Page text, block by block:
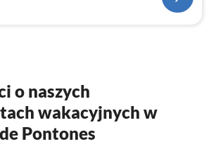
o naszych
wakacyjnych w
Pontones